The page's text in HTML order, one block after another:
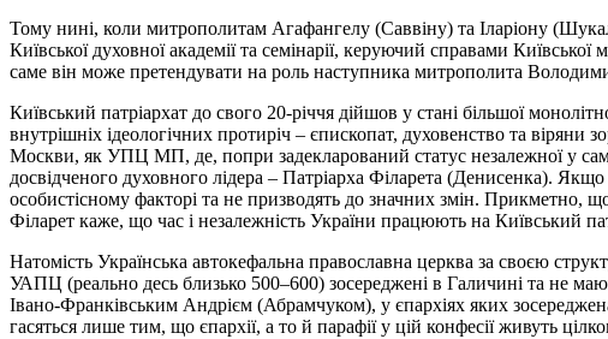
Тому нині, коли митрополитам Агафангелу (Саввіну) та Іларіону
Київської духовної академії та семінарії, керуючий справами
саме він може претендувати на роль наступника митрополита
Київський патріархат до свого 20-річчя дійшов у стані більшої
внутрішніх ідеологічних протиріч – єпископат, духовенство та
Москви, як УПЦ МП, де, попри задекларований статус незалежної у
досвідченого духовного лідера – Патріарха Філарета (Денисенка).
особистісному факторі та не призводять до значних змін.
Філарет каже, що час і незалежність України працюють на Київський
Натомість Українська автокефальна православна церква за своєю
УАПЦ (реально десь близько 500–600) зосереджені в Галичині та не
Івано-Франківським Андрієм (Абрамчуком), у єпархіях яких
гасяться лише тим, що єпархії, а то й парафії у цій конфесії живуть